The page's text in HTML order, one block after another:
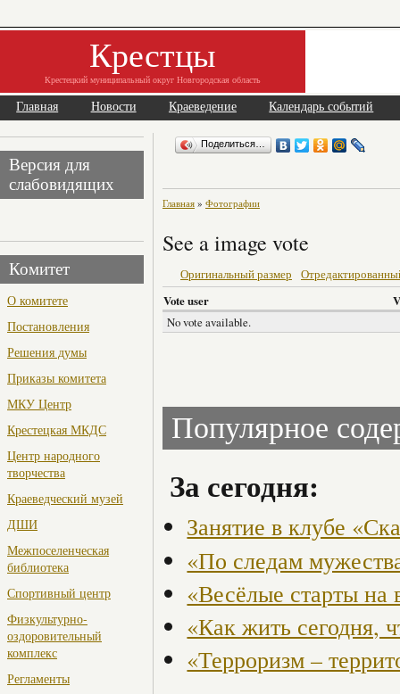
Крестцы
Крестецкий муниципальный округ Новгородская область
Главная Новости Краеведение Календарь событий
Версия для
слабовидящих
Комитет
О комитете
Постановления
Решения думы
Приказы комитета
МКУ Центр
Крестецкая МКДС
Центр народного
творчества
Краеведческий музей
ДШИ
Межпоселенческая
библиотека
Спортивный центр
Физкультурно-
оздоровительный
комплекс
Регламенты
Поделиться…
Главная » Фотографии
See a image vote
Оригинальный размер
Vote user
No vote available.
Популярное
За сегодня:
Занятие в клубе
«По следам
«Весёлые старты на
«Как жить сегодня,
«Терроризм –